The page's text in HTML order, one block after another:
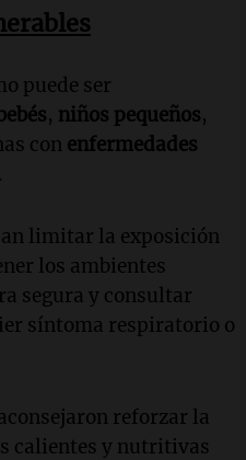
puede ser
, niños pequeños,
con enfermedades
.
limitar la exposición
los ambientes
segura y consultar
síntoma respiratorio o
reforzar la
calientes y nutritivas